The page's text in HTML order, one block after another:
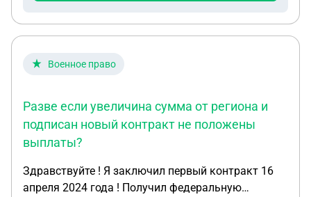
эксперта не категоричной формы, мне как
экспертизу? Как правильно это сделать?
Военное право
Разве если увеличина сумма от региона и
подписан новый контракт не положены
выплаты?
Здравствуйте ! Я заключил первый контракт 16
апреля 2024 года ! Получил федеральную